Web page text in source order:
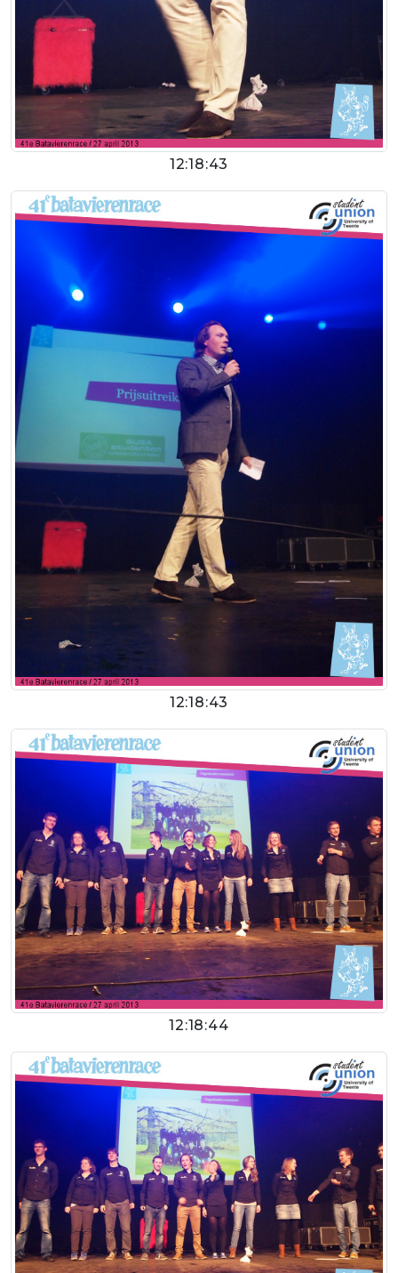
12:18:43
12:18:43
12:18:44